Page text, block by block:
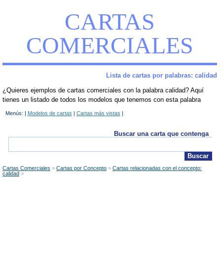
CARTAS
COMERCIALES
Lista de cartas por palabras: calidad
¿Quieres ejemplos de cartas comerciales con la palabra calidad? Aquí
tienes un listado de todos los modelos que tenemos con esta palabra
Menús: | Modelos de cartas Cartas más vistas
Buscar una carta que contenga
Cartas Comerciales Cartas por Concepto
Cartas relacionadas con el concepto:
calidad